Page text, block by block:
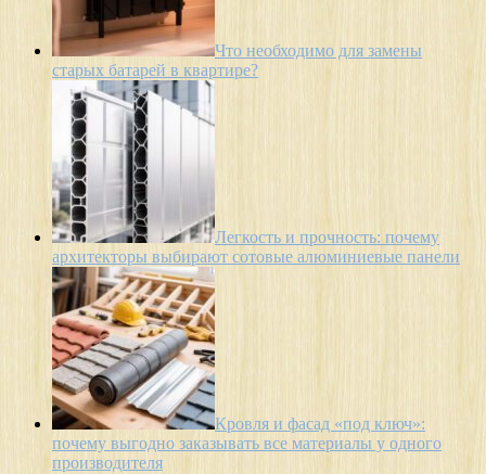
Что необходимо для замены
старых батарей в квартире?
Легкость и прочность: почему
архитекторы выбирают сотовые алюминиевые панели
Кровля и фасад «под ключ»:
почему выгодно заказывать все материалы у одного
производителя